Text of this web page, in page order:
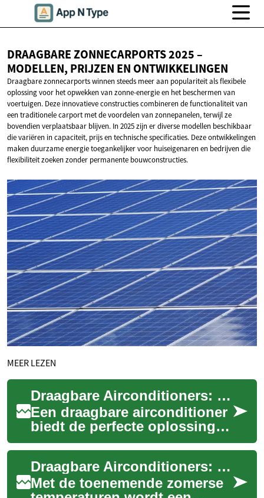
DRAAGBARE ZONNECARPORTS 2025 –
MODELLEN, PRIJZEN EN ONTWIKKELINGEN
Draagbare zonnecarports winnen steeds meer aan populariteit als flexibele
oplossing voor het opwekken van zonne-energie en het beschermen van
voertuigen. Deze innovatieve constructies combineren de functionaliteit van
een traditionele carport met de voordelen van zonnepanelen, terwijl ze
bovendien verplaatsbaar blijven. In 2025 zijn er diverse modellen beschikbaar
die variëren in capaciteit, prijs en technische specificaties. Deze ontwikkelingen
maken duurzame energie toegankelijker voor huiseigenaren en bedrijven die
flexibiliteit zoeken zonder permanente bouwconstructies.
MEER LEZEN
Draagbare Airconditioners: De Complete Gids voor Mobiele Verkoeling
Een draagbare airconditioner
biedt de perfecte oplossing
voor wie flexibele koeling
zoekt zonder vaste installatie.
D...
Draagbare Airconditioners: Een Complete Gids voor Comfort Tijdens Warme Dagen
Met de toenemende zomerse